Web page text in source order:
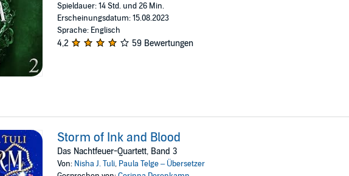
Spieldauer: 14 Std. und 26 Min.
Erscheinungsdatum: 15.08.2023
Sprache: Englisch
4,2 59 Bewertungen
Storm of Ink and Blood
Das Nachtfeuer-Quartett, Band 3
Von: Nisha J. Tuli, Paula Telge – Übersetzer